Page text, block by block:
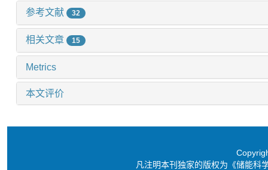
参考文献 32
相关文章 15
Metrics
本文评价
凡注明本刊独家的版权为《储能科